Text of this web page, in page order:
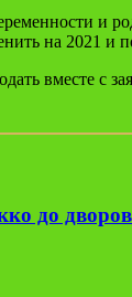
и
на 2021 и
вместе с
до